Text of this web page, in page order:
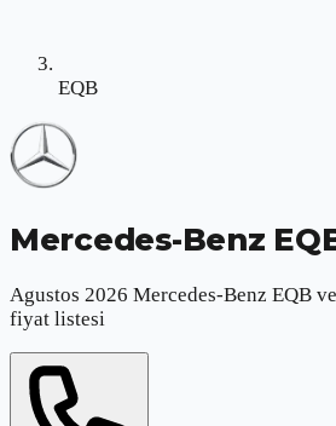
EQB
Mercedes-Benz
Agustos 2026 Mercedes-Benz EQB
fiyat listesi